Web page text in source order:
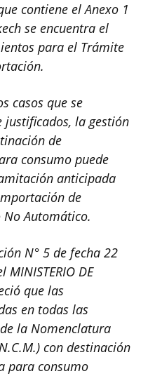
contiene el Anexo 1
se encuentra el
para el Trámite
casos que se
justificados, la gestión
de
consumo puede
anticipada
de
Automático.
N° 5 de fecha 22
DE
que las
en todas las
la Nomenclatura
con destinación
para consumo